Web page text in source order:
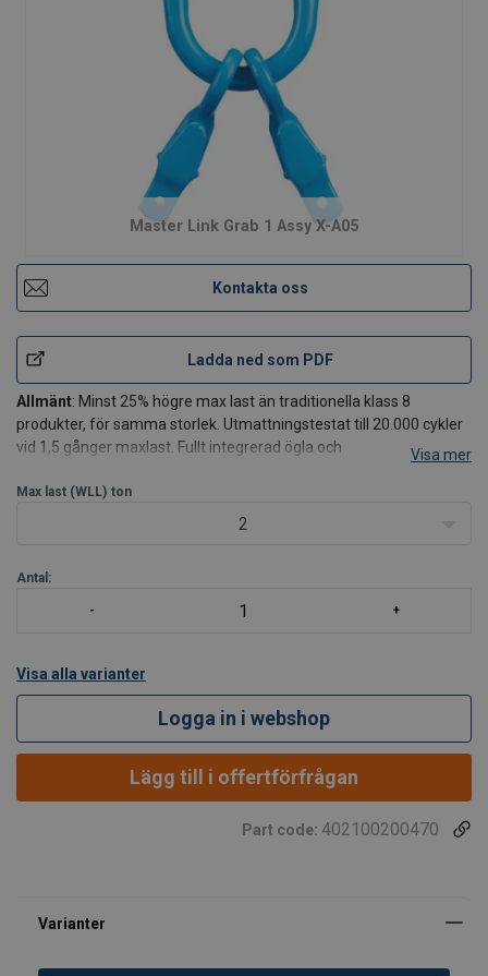
Master Link Grab 1 Assy X-A05
Kontakta oss
Ladda ned som PDF
Allmänt: Minst 25% högre max last än traditionella klass 8
produkter, för samma storlek. Utmattningstestat till 20.000 cykler
vid 1,5 gånger maxlast. Fullt integrerad ögla och
kätting. Snabb montering. Lättviktssystem. Kostna
Visa mer
Max last (WLL) ton
2
Antal:
Visa alla varianter
Logga in i webshop
Lägg till i offertförfrågan
Part code: 402100200470